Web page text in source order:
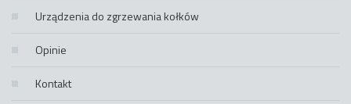
Urządzenia do zgrzewania kołków
Opinie
Kontakt